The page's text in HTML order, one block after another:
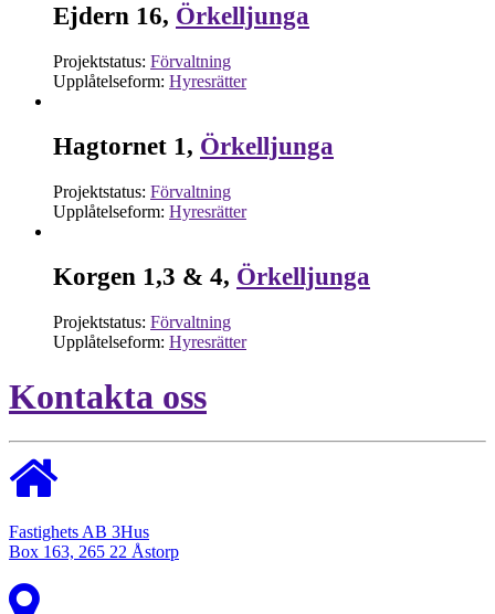
Ejdern 16, Örkelljunga
Projektstatus: Förvaltning
Upplåtelseform: Hyresrätter
Hagtornet 1, Örkelljunga
Projektstatus: Förvaltning
Upplåtelseform: Hyresrätter
Korgen 1,3 & 4, Örkelljunga
Projektstatus: Förvaltning
Upplåtelseform: Hyresrätter
Kontakta oss
Fastighets AB 3Hus
Box 163, 265 22 Åstorp